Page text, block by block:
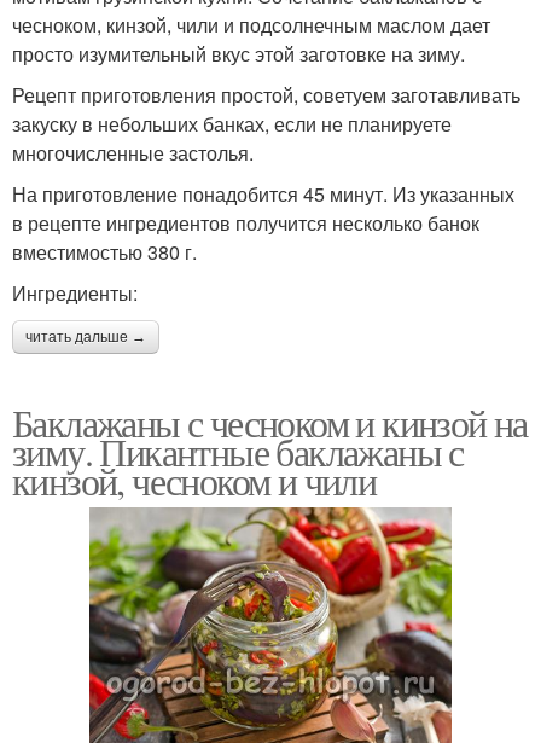
чесноком, кинзой, чили и подсолнечным маслом дает
просто изумительный вкус этой заготовке на зиму.
Рецепт приготовления простой, советуем заготавливать
закуску в небольших банках, если не планируете
многочисленные застолья.
На приготовление понадобится 45 минут. Из указанных
в рецепте ингредиентов получится несколько банок
вместимостью 380 г.
Ингредиенты:
читать дальше →
Баклажаны с чесноком и кинзой на
зиму. Пикантные баклажаны с
кинзой, чесноком и чили